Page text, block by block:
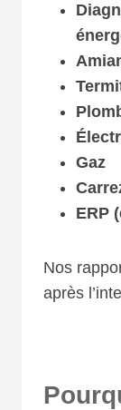
Gaz
ERP
Nos
après